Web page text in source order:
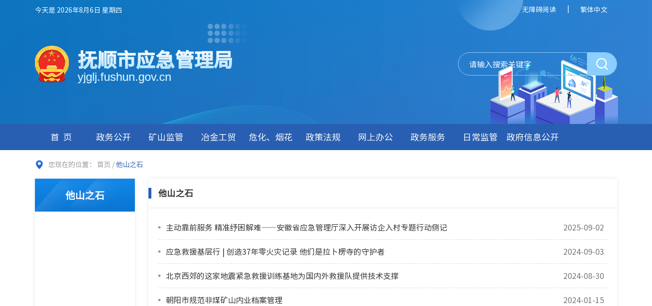
今天是 2026年8月6日 星期四 无障碍阅读 | 繁体中文
抚顺市应急管理局
yjglj.fushun.gov.cn
首页 政务公开 矿山监管 冶金工贸 危化、烟花 政策法规 网上办公 政务服务 日常监管 政府信息公开
您现在的位置： 首页 /他山之石
他山之石 他山之石
主动靠前服务 精准纾困解难——安徽省应急管理厅深入开展访企入村专题行动侧记 2025-09-02
应急救援基层行 | 创造37年零火灾记录 他们是拉卜楞寺的守护者 2024-09-03
北京西郊的这家地震紧急救援训练基地为国内外救援队提供技术支撑 2024-08-30
朝阳市规范非煤矿山内业档案管理 2024-01-15